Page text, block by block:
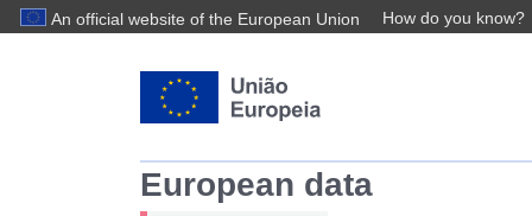
An official website of the European Union How do you know?
European data